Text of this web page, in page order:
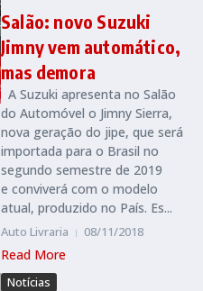
Salão: novo Suzuki
Jimny vem automático,
mas demora
A Suzuki apresenta no Salão
do Automóvel o Jimny Sierra,
nova geração do jipe, que será
importada para o Brasil no
segundo semestre de 2019
e conviverá com o modelo
atual, produzido no País. Es...
Auto Livraria 08/11/2018
Read More
Notícias